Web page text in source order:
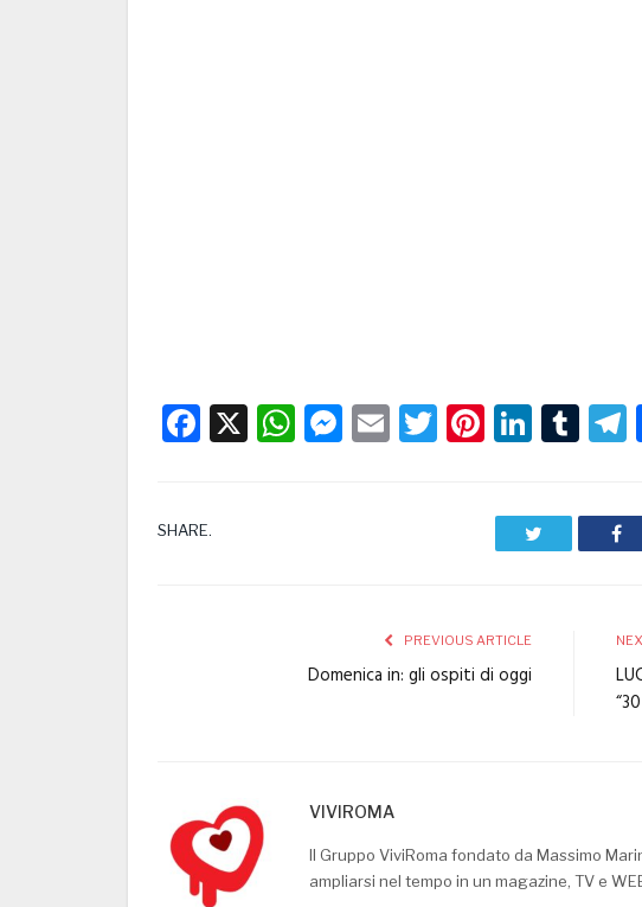
Facebook
X WhatsApp
Messenger
EmailTwitter
SHARE.
PREVIOUS ARTICLE
Domenica in: gli ospiti di oggi
VIVIROMA
Il Gruppo ViviRoma fondato da Massimo
ampliarsi nel tempo in un magazine, TV e